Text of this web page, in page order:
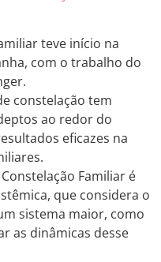
teve início na
com o trabalho do
constelação tem
ao redor do
eficazes na
Familiar é
que considera o
sistema maior, como
as dinâmicas desse